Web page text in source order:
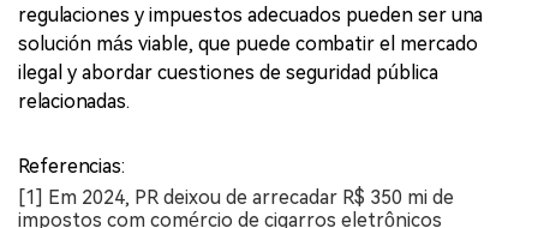
regulaciones y impuestos adecuados pueden ser una
solución más viable, que puede combatir el mercado
ilegal y abordar cuestiones de seguridad pública
relacionadas.
Referencias:
[1] Em 2024, PR deixou de arrecadar R$ 350 mi de
impostos com comércio de cigarros eletrônicos